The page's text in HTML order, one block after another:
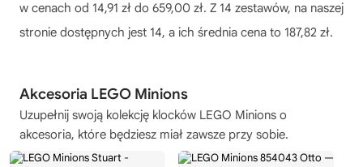
w cenach od 14,91 zł do 659,00 zł. Z 14 zestawów, na naszej
stronie dostępnych jest 14, a ich średnia cena to 187,82 zł.
Akcesoria LEGO Minions
Uzupełnij swoją kolekcję klocków LEGO Minions o
akcesoria, które będziesz miał zawsze przy sobie.